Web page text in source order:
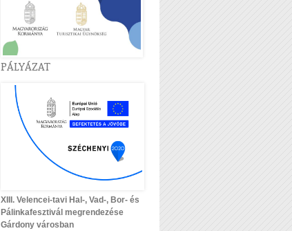
PÁLYÁZAT
XIII. Velencei-tavi Hal-, Vad-, Bor- és
Pálinkafesztivál megrendezése
Gárdony városban